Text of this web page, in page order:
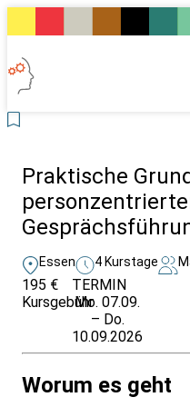
Praktische
Essen 4 Kurstage
195 €
Kursgebühr
TERMIN
Mo. 07.09.
– Do.
10.09.2026
Worum es geht